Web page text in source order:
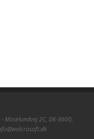
Moselundvej 2C, DK-8600,